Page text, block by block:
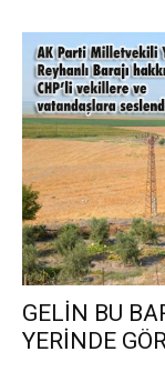
GELİN BU
YERİNDE